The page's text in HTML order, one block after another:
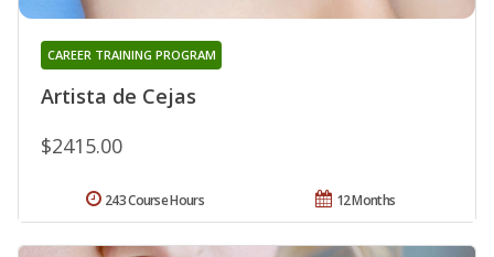
Artista de Cejas
CAREER TRAINING PROGRAM
$2415.00
12 Months
243 Course Hours